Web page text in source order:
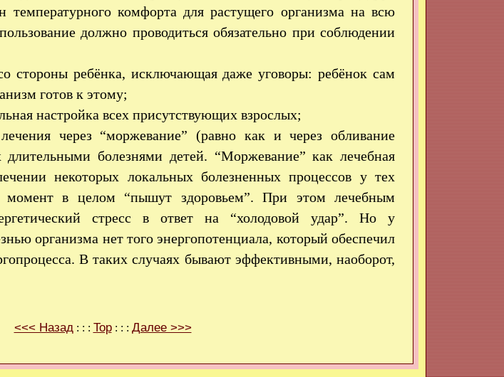
температурного комфорта для растущего организма на всю
должно проводиться обязательно при соблюдении
стороны ребёнка, исключающая даже уговоры: ребёнок сам
готов к этому;
настройка всех присутствующих взрослых;
через “моржевание” (равно как и через обливание
длительными болезнями детей. “Моржевание” как лечебная
некоторых локальных болезненных процессов у тех
момент в целом “пышут здоровьем”. При этом лечебным
стресс в ответ на “холодовой удар”. Но у
организма нет того энергопотенциала, который обеспечил
В таких случаях бывают эффективными, наоборот,
<<< Назад : : : Top: : : Далее >>>